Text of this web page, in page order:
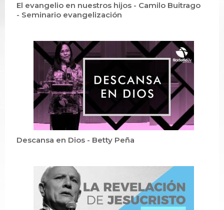
El evangelio en nuestros hijos - Camilo Buitrago
- Seminario evangelización
Descansa en Dios - Betty Peña